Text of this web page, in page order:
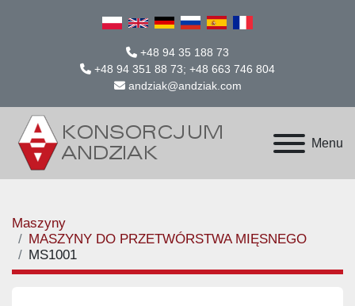
+48 94 35 188 73
+48 94 351 88 73; +48 663 746 804
andziak@andziak.com
Menu
Maszyny
MASZYNY DO PRZETWÓRSTWA MIĘSNEGO
MS1001